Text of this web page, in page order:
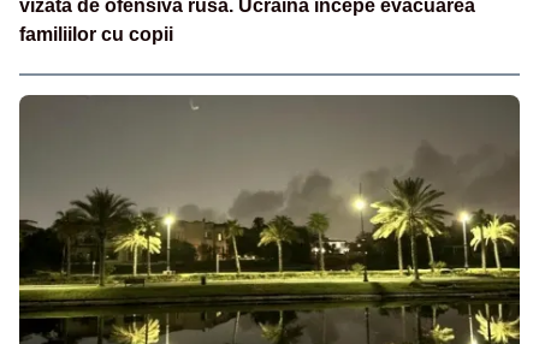
vizată de ofensiva rusă. Ucraina începe evacuarea
familiilor cu copii